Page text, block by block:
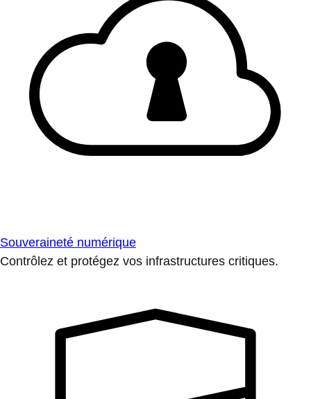
Souveraineté numérique
Contrôlez et protégez vos infrastructures critiques.